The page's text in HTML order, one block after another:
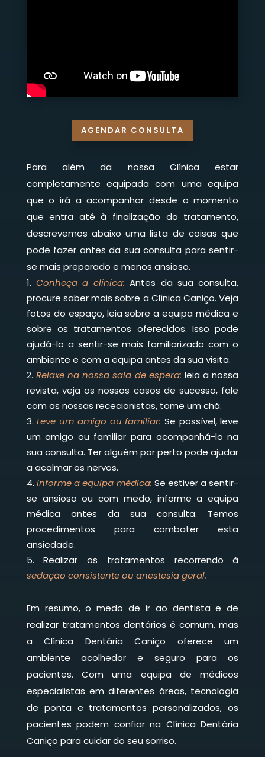
AGENDAR CONSULTA
Para além da nossa Clínica estar
completamente equipada com uma equipa
que o irá a acompanhar desde o momento
que entra até à finalização do tratamento,
descrevemos abaixo uma lista de coisas que
pode fazer antes da sua consulta para sentir-
se mais preparado e menos ansioso.
Conheça a clínica: Antes da sua consulta,
procure saber mais sobre a Clínica Caniço. Veja
fotos do espaço, leia sobre a equipa médica e
sobre os tratamentos oferecidos. Isso pode
ajudá-lo a sentir-se mais familiarizado com o
ambiente e com a equipa antes da sua visita.
Relaxe na nossa sala de espera: leia a nossa
revista, veja os nossos casos de sucesso, fale
com as nossas rececionistas, tome um chá.
Leve um amigo ou familiar: Se possível, leve
um amigo ou familiar para acompanhá-lo na
sua consulta. Ter alguém por perto pode ajudar
a acalmar os nervos.
Informe a equipa médica: Se estiver a sentir-
se ansioso ou com medo, informe a equipa
médica antes da sua consulta. Temos
procedimentos para combater esta
ansiedade.
Realizar os tratamentos recorrendo à
sedação consistente ou anestesia geral.
Em resumo, o medo de ir ao dentista e de
realizar tratamentos dentários é comum, mas
a Clínica Dentária Caniço oferece um
ambiente acolhedor e seguro para os
pacientes. Com uma equipa de médicos
especialistas em diferentes áreas, tecnologia
de ponta e tratamentos personalizados, os
pacientes podem confiar na Clínica Dentária
Caniço para cuidar do seu sorriso.